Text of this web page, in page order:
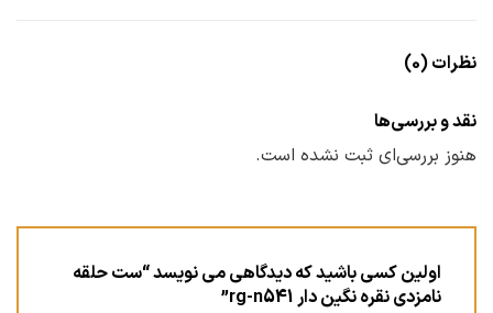
نظرات (0)
نقد و بررسی‌ها
هنوز بررسی‌ای ثبت نشده است.
اولین کسی باشید که دیدگاهی می نویسد “ست حلقه
نامزدی نقره نگین دار rg-n541”